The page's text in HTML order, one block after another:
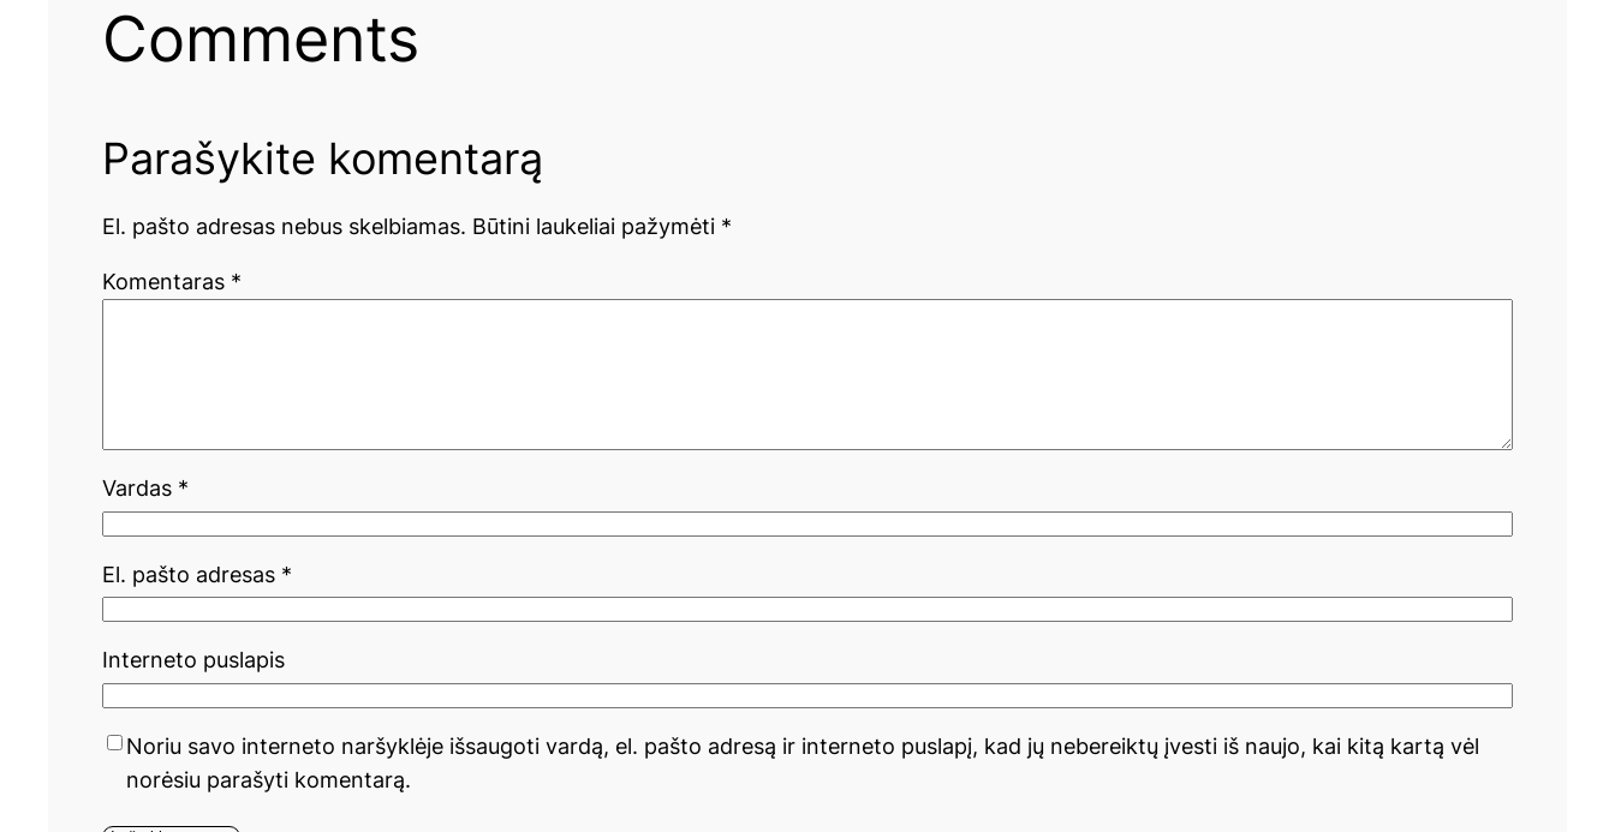
Comments
Parašykite komentarą
El. pašto adresas nebus skelbiamas. Būtini laukeliai pažymėti *
Komentaras *
Vardas *
El. pašto adresas *
Interneto puslapis
Noriu savo interneto naršyklėje išsaugoti vardą, el. pašto adresą ir interneto puslapį, kad jų nebereiktų įvesti iš naujo, kai kitą kartą vėl
norėsiu parašyti komentarą.